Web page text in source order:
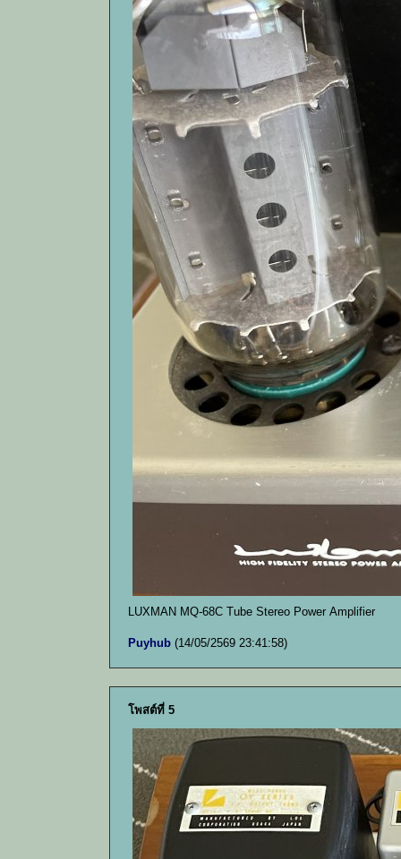
LUXMAN MQ-68C Tube Stereo Power Amplifier
Puyhub (14/05/2569 23:41:58)
โพสต์ที่ 5